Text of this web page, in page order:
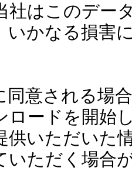
はこのデー
いかなる損害
同意される場
ロードを開始
供いただいた
いただく場合